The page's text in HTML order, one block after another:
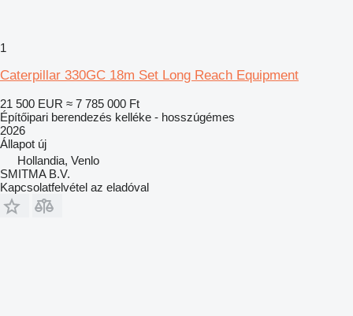
1
Caterpillar 330GC 18m Set Long Reach Equipment
21 500 EUR ≈ 7 785 000 Ft
Építőipari berendezés kelléke - hosszúgémes
2026
Állapot új
Hollandia, Venlo
SMITMA B.V.
Kapcsolatfelvétel az eladóval